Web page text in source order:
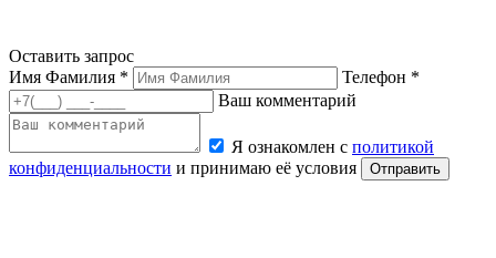
Оставить запрос
Имя Фамилия *
Телефон *
Ваш комментарий
Я ознакомлен с политикой
конфиденциальности и принимаю её условия Отправить